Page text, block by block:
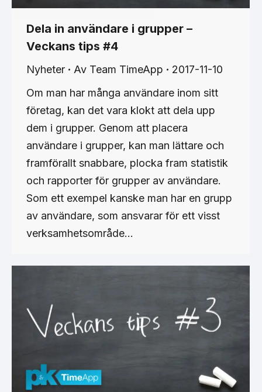
Dela in användare i grupper –
Veckans tips #4
Nyheter Av Team TimeApp
2017-11-10
Om man har många användare inom sitt
företag, kan det vara klokt att dela upp
dem i grupper. Genom att placera
användare i grupper, kan man lättare och
framförallt snabbare, plocka fram statistik
och rapporter för grupper av användare.
Som ett exempel kanske man har en grupp
av användare, som ansvarar för ett visst
verksamhetsområde…